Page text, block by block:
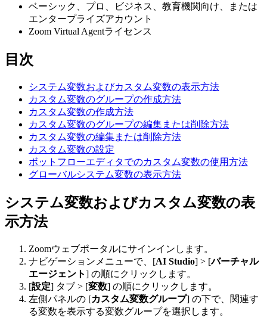
ベーシック、プロ、ビジネス、教育機関向け、または
エンタープライズアカウント
Zoom Virtual Agentライセンス
目次
システム変数およびカスタム変数の表示方法
カスタム変数のグループの作成方法
カスタム変数の作成方法
カスタム変数のグループの編集または削除方法
カスタム変数の編集または削除方法
カスタム変数の設定
ボットフローエディタでのカスタム変数の使用方法
グローバルシステム変数の表示方法
システム変数およびカスタム変数の表
示方法
Zoomウェブポータルにサインインします。
ナビゲーションメニューで、[AI Studio] > [バーチャル
エージェント] の順にクリックします。
[設定] タブ > [変数] の順にクリックします。
左側パネルの [カスタム変数グループ] の下で、関連す
る変数を表示する変数グループを選択します。